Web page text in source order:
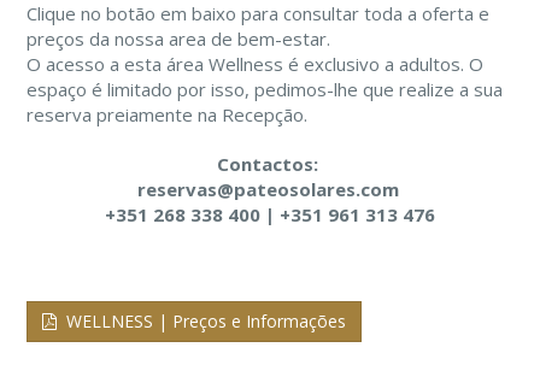
Clique no botão em baixo para consultar toda a oferta e
preços da nossa area de bem-estar.
O acesso a esta área Wellness é exclusivo a adultos. O
espaço é limitado por isso, pedimos-lhe que realize a sua
reserva preiamente na Recepção.
Contactos:
reservas@pateosolares.com
+351 268 338 400 | +351 961 313 476
WELLNESS | Preços e Informações